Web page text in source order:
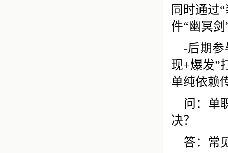
同时通过
件“幽冥
-后期参
现+爆发”
单纯依赖
问：单
决？
答：常